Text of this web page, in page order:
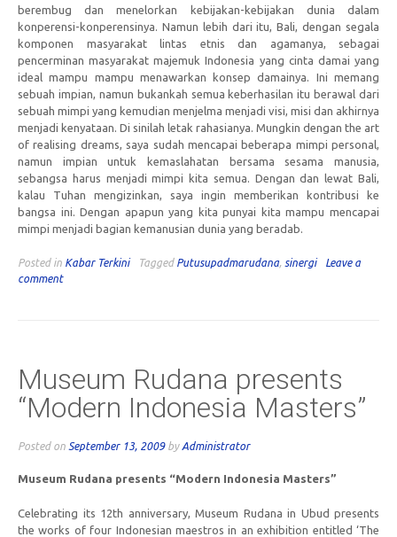
berembug dan menelorkan kebijakan-kebijakan dunia dalam
konperensi-konperensinya. Namun lebih dari itu, Bali, dengan segala
komponen masyarakat lintas etnis dan agamanya, sebagai
pencerminan masyarakat majemuk Indonesia yang cinta damai yang
ideal mampu mampu menawarkan konsep damainya. Ini memang
sebuah impian, namun bukankah semua keberhasilan itu berawal dari
sebuah mimpi yang kemudian menjelma menjadi visi, misi dan akhirnya
menjadi kenyataan. Di sinilah letak rahasianya. Mungkin dengan the art
of realising dreams, saya sudah mencapai beberapa mimpi personal,
namun impian untuk kemaslahatan bersama sesama manusia,
sebangsa harus menjadi mimpi kita semua. Dengan dan lewat Bali,
kalau Tuhan mengizinkan, saya ingin memberikan kontribusi ke
bangsa ini. Dengan apapun yang kita punyai kita mampu mencapai
mimpi menjadi bagian kemanusian dunia yang beradab.
Posted in Kabar Terkini Tagged Putusupadmarudana, sinergi
Leave a
comment
Museum Rudana presents
“Modern Indonesia Masters”
Posted on September 13, 2009by Administrator
Museum Rudana presents “Modern Indonesia Masters”
Celebrating its 12th anniversary, Museum Rudana in Ubud presents
the works of four Indonesian maestros in an exhibition entitled ‘The